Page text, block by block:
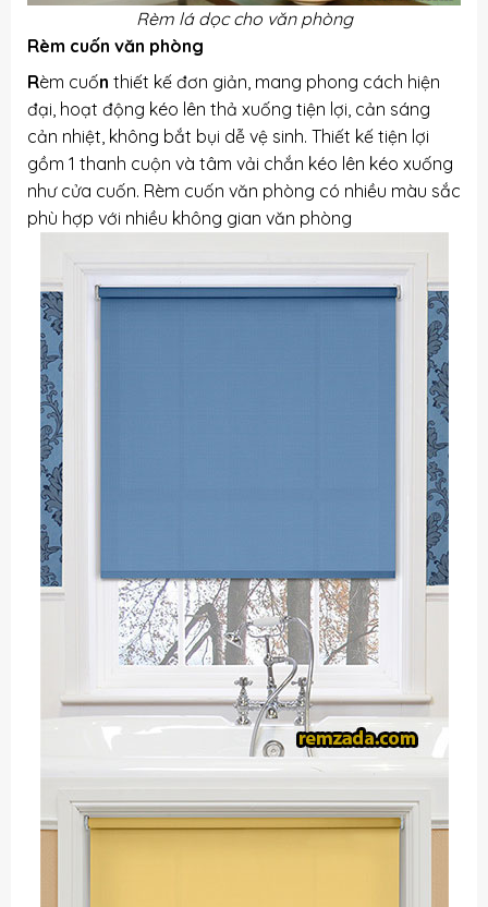
Rèm lá dọc cho văn phòng
Rèm cuốn văn phòng
Rèm cuốn thiết kế đơn giản, mang phong cách hiện
đại, hoạt động kéo lên thả xuống tiện lợi, cản sáng
cản nhiệt, không bắt bụi dễ vệ sinh. Thiết kế tiện lợi
gồm 1 thanh cuộn và tâm vải chắn kéo lên kéo xuống
như cửa cuốn. Rèm cuốn văn phòng có nhiều màu sắc
phù hợp với nhiều không gian văn phòng